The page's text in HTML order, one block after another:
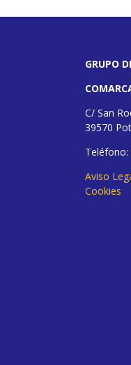
GRUPO
C/ San
39570
Teléfono:
Aviso
Cookies